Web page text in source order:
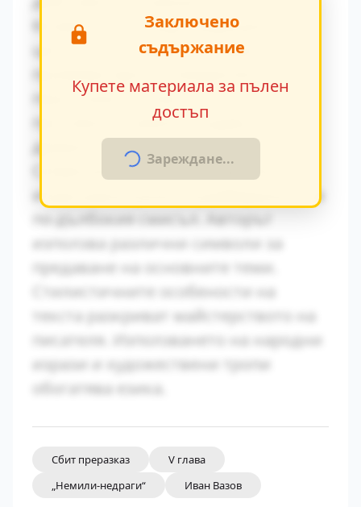
Конфликтът между традиционните
ценности и модерните идеи се
персонажите. Това
противопоставяне създава
драматично напрежение.
Символиката в произведението
играе важна роля за разбирането на
използва различни символи за
предаване на основните теми.
Стилистичните особености на
текста разкриват майстерството на
писателя. Използването на народни
изрази и художествени тропи
обогатява езика.
Заключено
съдържание
Купете материала за пълен
достъп
Зареждане...
Сбит преразказ
V глава
„Немили-недраги“
Иван Вазов